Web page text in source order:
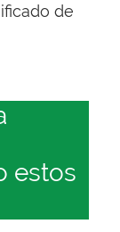
de
estos